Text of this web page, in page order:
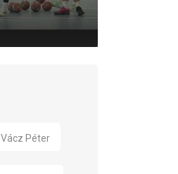
Vácz Péter